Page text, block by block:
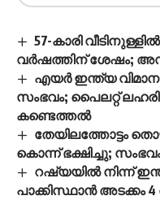
57-കാരി
വർഷത്തിന് ശേഷം;
എയര്‍ ഇന്ത്യ
സംഭവം; പൈലറ്റ്
കണ്ടെത്തല്‍
തേയിലത്തോട്ടം
കൊന്ന് ഭക്ഷിച്ചു;
റഷ്യയിൽ നിന്ന്
പാക്കിസ്ഥാൻ അടക്കം